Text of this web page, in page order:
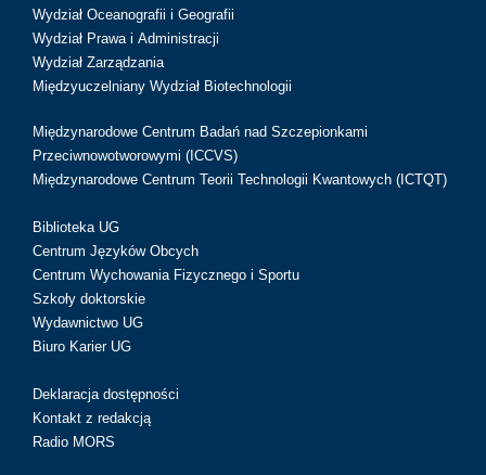
Wydział Oceanografii i Geografii
Wydział Prawa i Administracji
Wydział Zarządzania
Międzyuczelniany Wydział Biotechnologii
Międzynarodowe Centrum Badań nad Szczepionkami
Przeciwnowotworowymi (ICCVS)
Międzynarodowe Centrum Teorii Technologii Kwantowych (ICTQT)
Biblioteka UG
Centrum Języków Obcych
Centrum Wychowania Fizycznego i Sportu
Szkoły doktorskie
Wydawnictwo UG
Biuro Karier UG
Deklaracja dostępności
Kontakt z redakcją
Radio MORS